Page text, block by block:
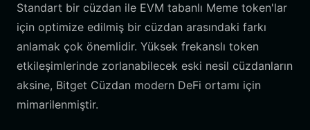
Standart bir cüzdan ile EVM tabanlı Meme token'lar
için optimize edilmiş bir cüzdan arasındaki farkı
anlamak çok önemlidir. Yüksek frekanslı token
etkileşimlerinde zorlanabilecek eski nesil cüzdanların
aksine, Bitget Cüzdan modern DeFi ortamı için
mimarilenmiştir.